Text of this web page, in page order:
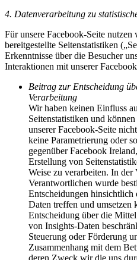
4. Datenverarbeitung zu
Für unsere Facebook-Seite
bereitgestellte Seitenstatistiken
Erkenntnisse über die Besucher
Interaktionen mit unserer
Beitrag zur Entscheidung
Verarbeitung
Wir haben keinen Einfluss
Seitenstatistiken und
unserer Facebook-Seite
keine Parametrierung oder
gegenüber Facebook
Erstellung von
Weise zu verarbeiten. In
Verantwortlichen wurde
Entscheidungen
Daten treffen und umsetzen
Entscheidung über die
von Insights-Daten
Steuerung oder Förderung
Zusammenhang mit dem